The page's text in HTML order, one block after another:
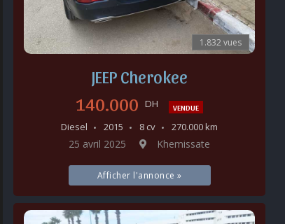
1.832 vues
JEEP Cherokee
140.000 DH VENDUE
Diesel 2015 8 cv 270.000 km
25 avril 2025 Khemissate
Afficher l'annonce »